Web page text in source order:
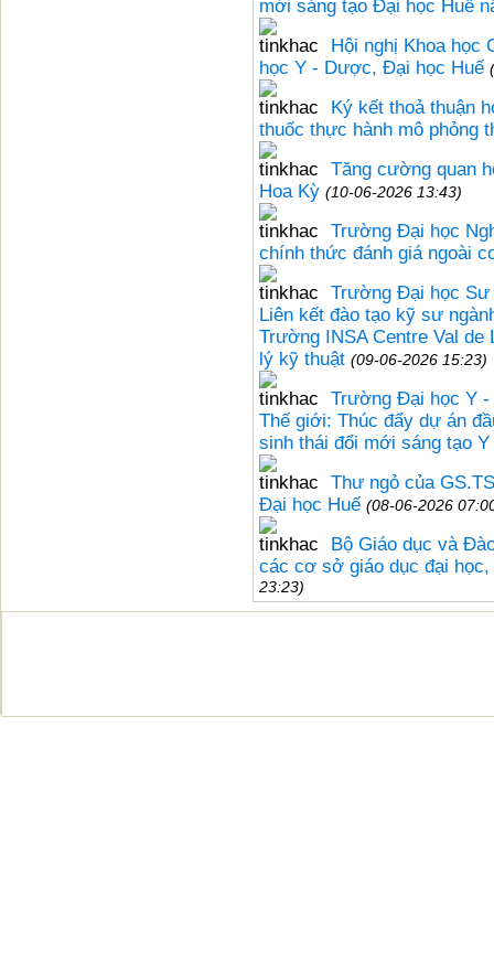
mới sáng tạo Đại học Huế
Hội nghị Khoa học
học Y - Dược, Đại học Huế
Ký kết thoả thuận
thuốc thực hành mô phỏng
Tăng cường quan
Hoa Kỳ (10-06-2026 13:43)
Trường Đại học
chính thức đánh giá ngoài
Trường Đại học Sư
Liên kết đào tạo kỹ sư
Trường INSA Centre Val de
lý kỹ thuật (09-06-2026 15:23)
Trường Đại học Y
Thế giới: Thúc đẩy dự án
sinh thái đổi mới sáng tạo
Thư ngỏ của
Đại học Huế (08-06-2026
Bộ Giáo dục và
các cơ sở giáo dục đại
23:23)